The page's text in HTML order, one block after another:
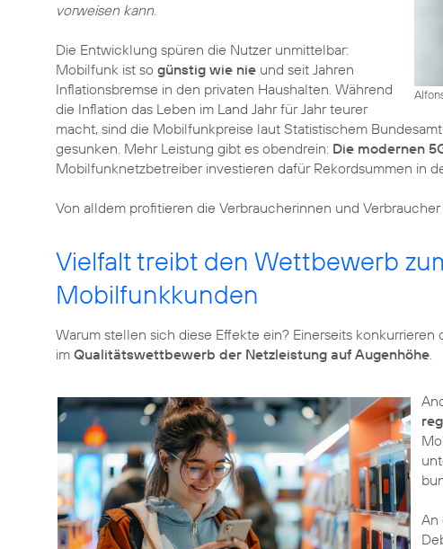
vorweisen kann.
Die Entwicklung spüren die Nutzer unmittelbar:
Mobilfunk ist so günstig wie nie und seit Jahren
Inflationsbremse in den privaten Haushalten. Während
die Inflation das Leben im Land Jahr für Jahr teurer
macht, sind die Mobilfunkpreise laut Statistischem
gesunken. Mehr Leistung gibt es obendrein: Die modernen
Mobilfunknetzbetreiber investieren dafür Rekordsummen in
Von alldem profitieren die Verbraucherinnen und
Vielfalt treibt den Wettbewerb
Mobilfunkkunden
Warum stellen sich diese Effekte ein? Einerseits
im Qualitätswettbewerb der Netzleistung auf Augenhöhe.
An